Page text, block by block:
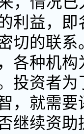
利益，
切的联
各种机
投资者
，就需
继续资